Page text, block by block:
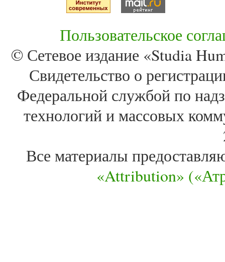
Пользовательское
© Сетевое издание «Studia
Свидетельство о
Федеральной службой по
технологий и массовых
Все материалы
«Attribution»